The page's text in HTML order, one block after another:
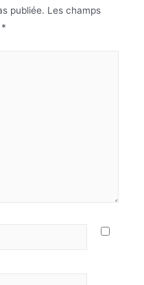
publiée. Les champs
*